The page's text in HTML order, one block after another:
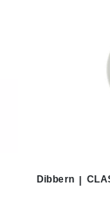
Dibbern